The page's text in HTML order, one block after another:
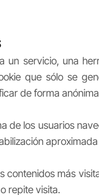
un servicio, una
que sólo se
de forma
de los usuarios
contenidos más
repite visita.